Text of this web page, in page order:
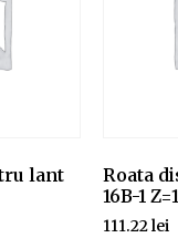
lant
Roata
16B-1
111.22lei